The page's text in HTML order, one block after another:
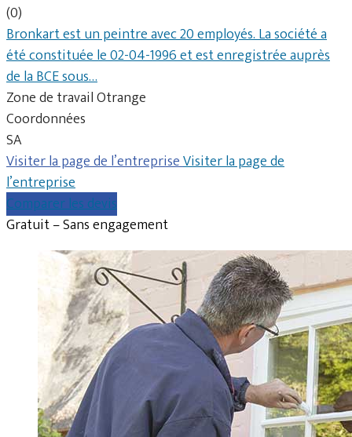
(0)
Bronkart est un peintre avec 20 employés. La société a
été constituée le 02-04-1996 et est enregistrée auprès
de la BCE sous…
Zone de travail Otrange
Coordonnées
SA
Visiter la page de l’entrepriseVisiter la page de
l’entreprise
Comparer les devis
Gratuit – Sans engagement